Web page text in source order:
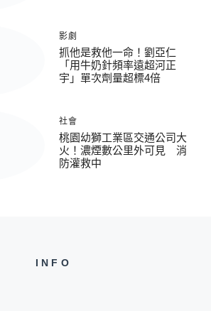
影劇
抓他是救他一命！劉亞仁
「用牛奶針頻率遠超河正
宇」單次劑量超標4倍
社會
桃園幼獅工業區交通公司大
火！濃煙數公里外可見 消
防灌救中
INFO